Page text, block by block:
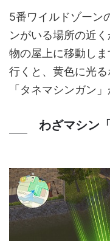
5番ワイルドゾーン
ンがいる場所の近
物の屋上に移動し
行くと、黄色に光
「タネマシンガン
わざマシン